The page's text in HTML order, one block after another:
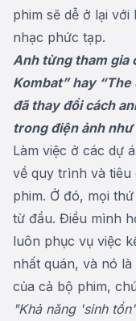
phim sẽ dễ ở lại
nhạc phức tạp.
Anh từng tham gia
Kombat” hay
đã thay đổi cách
trong điện ảnh như
Làm việc ở các dự
về quy trình và
phim. Ở đó, mọi
từ đầu. Điều mình
luôn phục vụ việc
nhất quán, và nó
của cả bộ phim,
"Khả năng 'sinh